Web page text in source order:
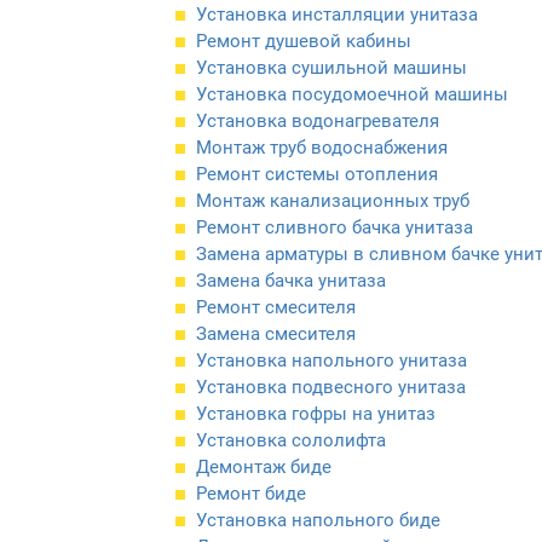
Установка инсталляции унитаза
Ремонт душевой кабины
Установка сушильной машины
Установка посудомоечной машины
Установка водонагревателя
Монтаж труб водоснабжения
Ремонт системы отопления
Монтаж канализационных труб
Ремонт сливного бачка унитаза
Замена арматуры в сливном бачке
Замена бачка унитаза
Ремонт смесителя
Замена смесителя
Установка напольного унитаза
Установка подвесного унитаза
Установка гофры на унитаз
Установка сололифта
Демонтаж биде
Ремонт биде
Установка напольного биде